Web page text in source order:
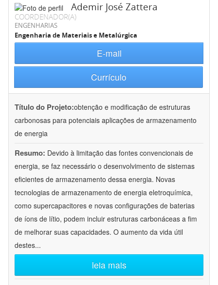
Ademir José Zattera
COORDENADOR(A)
ENGENHARIAS
Engenharia de Materiais e Metalúrgica
E-mail
Currículo
Título do Projeto:obtenção e modificação de estruturas
carbonosas para potenciais aplicações de armazenamento
de energia
Resumo: Devido à limitação das fontes convencionais de
energia, se faz necessário o desenvolvimento de sistemas
eficientes de armazenamento dessa energia. Novas
tecnologias de armazenamento de energia eletroquímica,
como supercapacitores e novas configurações de baterias
de íons de lítio, podem incluir estruturas carbonáceas a fim
de melhorar suas capacidades. O aumento da vida útil
destes...
leia mais